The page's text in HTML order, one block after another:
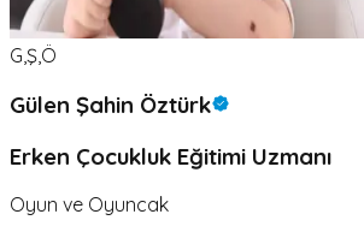
G,Ş,Ö
Gülen Şahin Öztürk
Erken Çocukluk Eğitimi Uzmanı
Oyun ve Oyuncak